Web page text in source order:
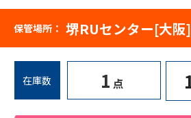
保管場所： 堺RUセンター[大阪]
在庫数 1 点